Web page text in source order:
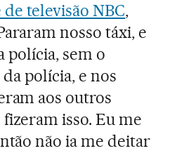
televisão NBC,
nosso táxi, e
polícia, sem o
polícia, e nos
aos outros
isso. Eu me
não ia me deitar